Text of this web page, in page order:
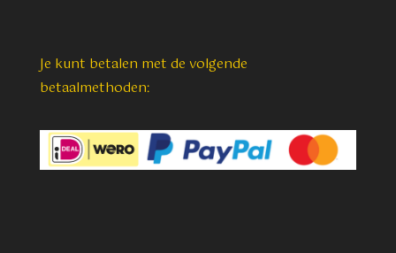
Je kunt betalen met de volgende
betaalmethoden: